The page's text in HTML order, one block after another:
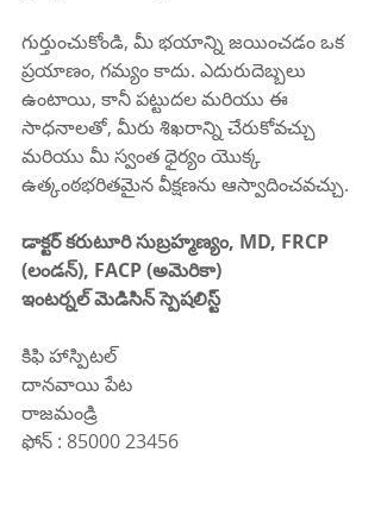
గుర్తుంచుకోండి, మీ భయాన్ని జయించడం ఒక
ప్రయాణం, గమ్యం కాదు. ఎదురుదెబ్బలు
ఉంటాయి, కానీ పట్టుదల మరియు ఈ
సాధనాలతో, మీరు శిఖరాన్ని చేరుకోవచ్చు
మరియు మీ స్వంత ధైర్యం యొక్క
ఉత్కంఠభరితమైన వీక్షణను ఆస్వాదించవచ్చు.
డాక్టర్ కరుటూరి సుబ్రహ్మణ్యం, MD, FRCP
(లండన్), FACP (అమెరికా)
ఇంటర్నల్ మెడిసిన్ స్పెషలిస్ట్
కిఫి హాస్పిటల్
దానవాయి పేట
రాజమండ్రి
ఫోన్ : 85000 23456